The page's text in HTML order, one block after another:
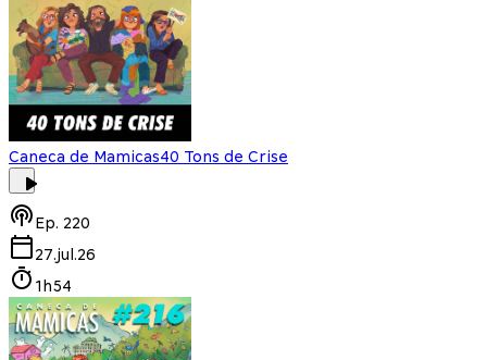
Caneca de Mamicas40 Tons de Crise
Ep. 220
27.jul.26
1h54